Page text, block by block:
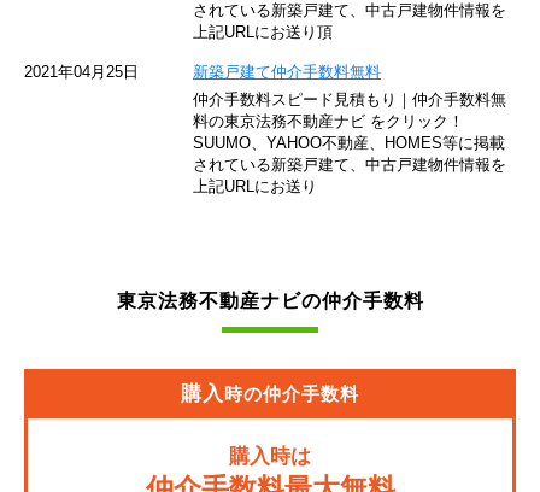
JR南武線
されている新築戸建て、中古戸建物件情報を
上記URLにお送り頂
2021年04月25日
新築戸建て仲介手数料無料
仲介手数料スピード見積もり｜仲介手数料無
料の東京法務不動産ナビ をクリック！
SUUMO、YAHOO不動産、HOMES等に掲載
されている新築戸建て、中古戸建物件情報を
上記URLにお送り
東京法務不動産ナビの仲介手数料
購入時の仲介手数料
購入時は